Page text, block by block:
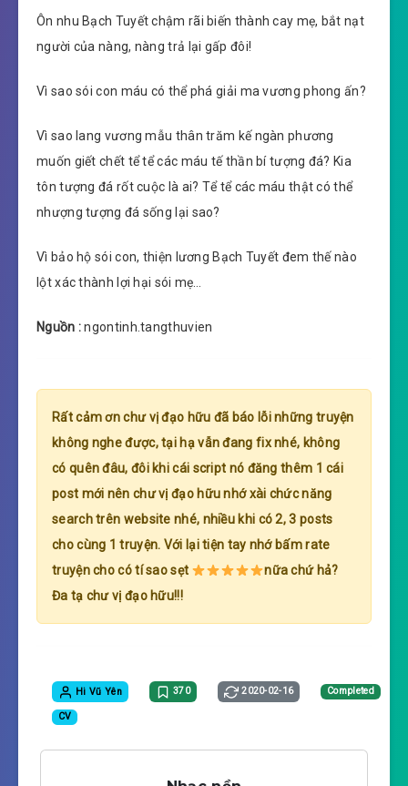
Ôn nhu Bạch Tuyết chậm rãi biến thành cay mẹ, bắt nạt
người của nàng, nàng trả lại gấp đôi!
Vì sao sói con máu có thể phá giải ma vương phong ấn?
Vì sao lang vương mẫu thân trăm kế ngàn phương
muốn giết chết tể tể các máu tế thần bí tượng đá? Kia
tôn tượng đá rốt cuộc là ai? Tể tể các máu thật có thể
nhượng tượng đá sống lại sao?
Vì bảo hộ sói con, thiện lương Bạch Tuyết đem thế nào
lột xác thành lợi hại sói mẹ…
Nguồn :ngontinh.tangthuvien
Rất cảm ơn chư vị đạo hữu đã báo lỗi những truyện
không nghe được, tại hạ vẫn đang fix nhé, không
có quên đâu, đôi khi cái script nó đăng thêm 1 cái
post mới nên chư vị đạo hữu nhớ xài chức năng
search trên website nhé, nhiều khi có 2, 3 posts
cho cùng 1 truyện. Với lại tiện tay nhớ bấm rate
truyện cho có tí sao sẹt
nữa chứ hả?
Đa tạ chư vị đạo hữu!!!
Hi Vũ Yên 370 2020-02-16 Completed
CV